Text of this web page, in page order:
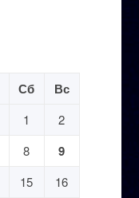
Сб Вс
1
2
8 9
15
16